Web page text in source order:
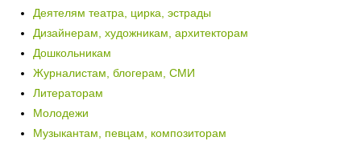
Деятелям театра, цирка, эстрады
Дизайнерам, художникам, архитекторам
Дошкольникам
Журналистам, блогерам, СМИ
Литераторам
Молодежи
Музыкантам, певцам, композиторам